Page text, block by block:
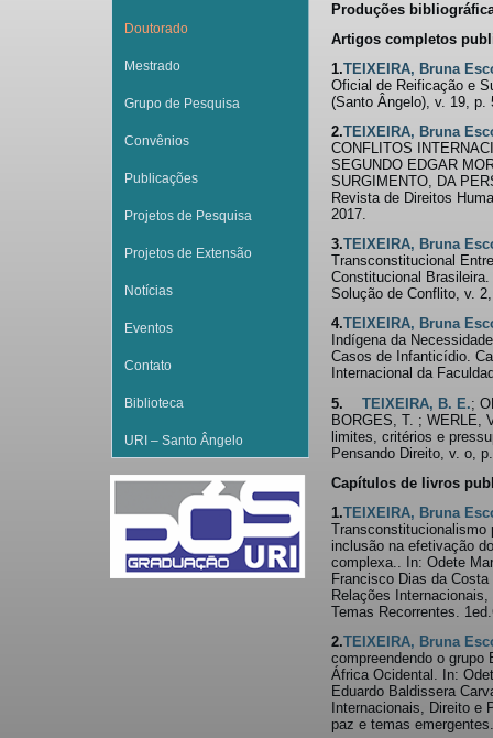
Doutorado
Mestrado
Grupo de Pesquisa
Convênios
Publicações
Projetos de Pesquisa
Projetos de Extensão
Notícias
Eventos
Contato
Biblioteca
URI – Santo Ângelo
Produções
Artigos completos
1.TEIXEIRA, Bruna
Oficial de Reificação e
(Santo Ângelo), v. 19, p.
2.TEIXEIRA, Bruna
CONFLITOS
SEGUNDO EDGAR
SURGIMENTO, DA
Revista de Direitos
2017.
3.TEIXEIRA, Bruna
Transconstitucional
Constitucional
Solução de Conflito, v.
4.TEIXEIRA, Bruna
Indígena da
Casos de Infanticídio.
Internacional da
5.
TEIXEIRA, B. E.;
BORGES, T. ; WERLE,
limites, critérios e
Pensando Direito, v. o,
Capítulos de livros
1.TEIXEIRA, Bruna
Transconstitucionalismo
inclusão na efetivação
complexa.. In: Odete
Francisco Dias da
Relações
Temas Recorrentes.
2.TEIXEIRA, Bruna
compreendendo o grupo
África Ocidental. In:
Eduardo Baldissera
Internacionais, Direito e
paz e temas